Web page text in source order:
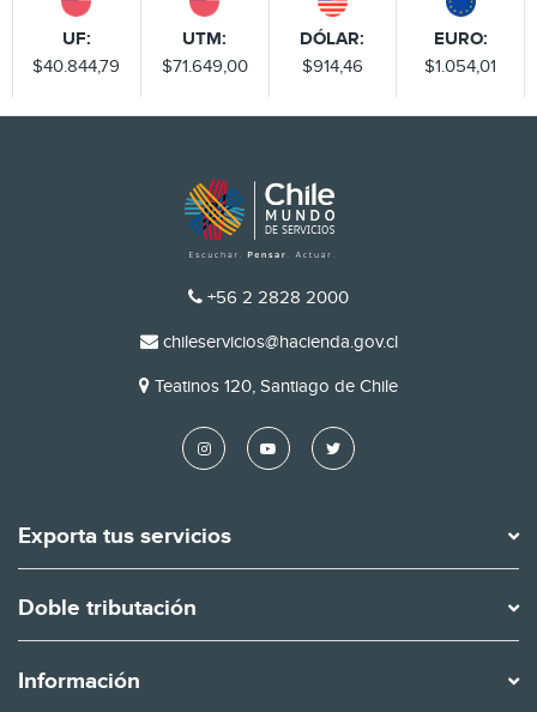
UF:
$40.844,79
UTM:
$71.649,00
DÓLAR:
$914,46
EURO:
$1.054,01
TELÉFONO
+56 2 2828 2000
EMAIL
chileservicios@hacienda.gov.cl
DIRECCIÓN
Teatinos 120, Santiago de Chile
Exporta tus servicios
Doble tributación
Información